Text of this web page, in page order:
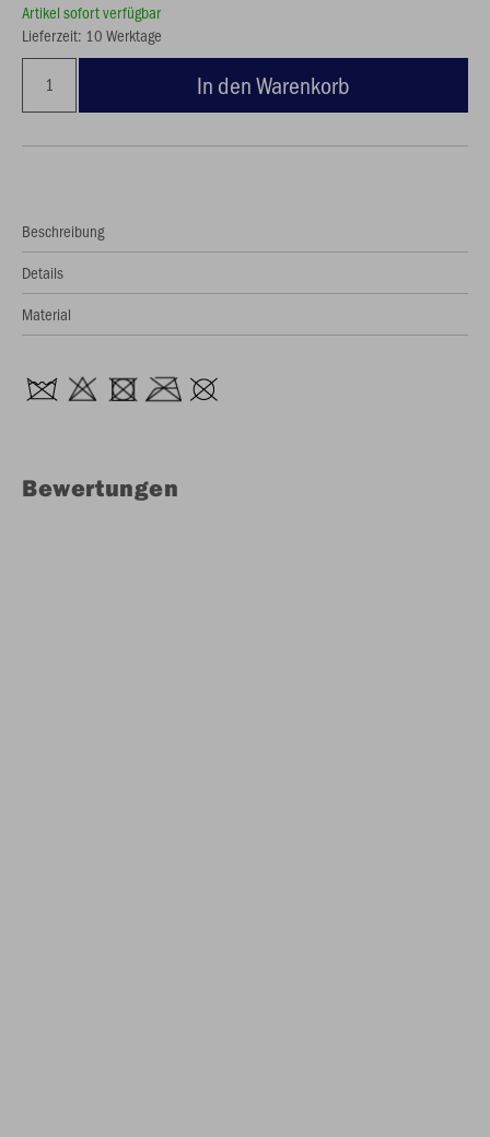
Artikel sofort verfügbar
Lieferzeit: 10 Werktage
In den Warenkorb
Beschreibung
Details
Material
Bewertungen